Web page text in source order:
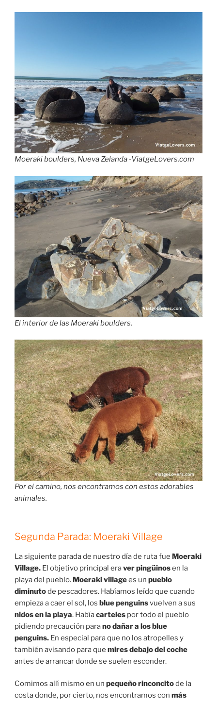
Moeraki boulders, Nueva Zelanda -ViatgeLovers.com
El interior de las Moeraki boulders.
Por el camino, nos encontramos con estos adorables
animales.
Segunda Parada: Moeraki Village
La siguiente parada de nuestro día de ruta fue Moeraki
Village. El objetivo principal eraver pingüinosen la
playa del pueblo. Moeraki villagees un pueblo
diminutode pescadores. Habíamos leído que cuando
empieza a caer el sol, los blue penguinsvuelven a sus
nidos en la playa. Habíacarteles por todo el pueblo
pidiendo precaución parano dañar a los blue
penguins. En especial para que no los atropelles y
también avisando para que mires debajo del coche
antes de arrancar donde se suelen esconder.
Comimos allí mismo en un pequeño rinconcitode la
costa donde, por cierto, nos encontramos con más